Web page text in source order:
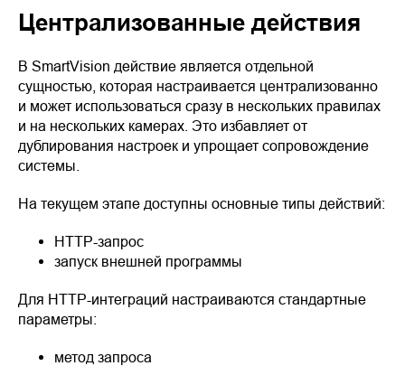
Централизованные действия
В SmartVision действие является отдельной
сущностью, которая настраивается централизованно
и может использоваться сразу в нескольких правилах
и на нескольких камерах. Это избавляет от
дублирования настроек и упрощает сопровождение
системы.
На текущем этапе доступны основные типы действий:
HTTP-запрос
запуск внешней программы
Для HTTP-интеграций настраиваются стандартные
параметры:
метод запроса